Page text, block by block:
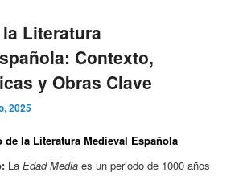
Literatura
Contexto,
y Obras Clave
2025
de la Literatura Medieval Española
LaEdad Media es un periodo de 1000 años